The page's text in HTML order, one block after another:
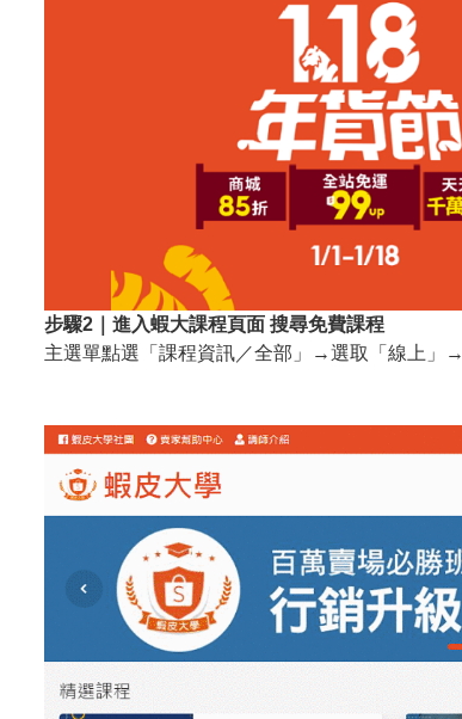
步驟2｜進入蝦大課程頁面 搜尋免費課程
主選單點選「課程資訊／全部」→選取「線上」→